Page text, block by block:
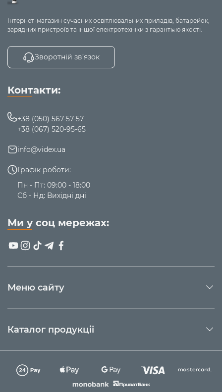
Інтернет-магазин сучасних освітлювальних приладів, батарейок,
зарядних пристроїв та іншої електротехніки з гарантією якості.
Зворотній зв’язок
Меню сайту
Каталог продукції
Контакти:
+38 (050) 567-57-57
+38 (067) 520-95-65
info@videx.ua
Графік роботи:
Пн - Пт: 09:00 - 18:00
Сб - Нд: Вихідні дні
Ми у соц мережах: